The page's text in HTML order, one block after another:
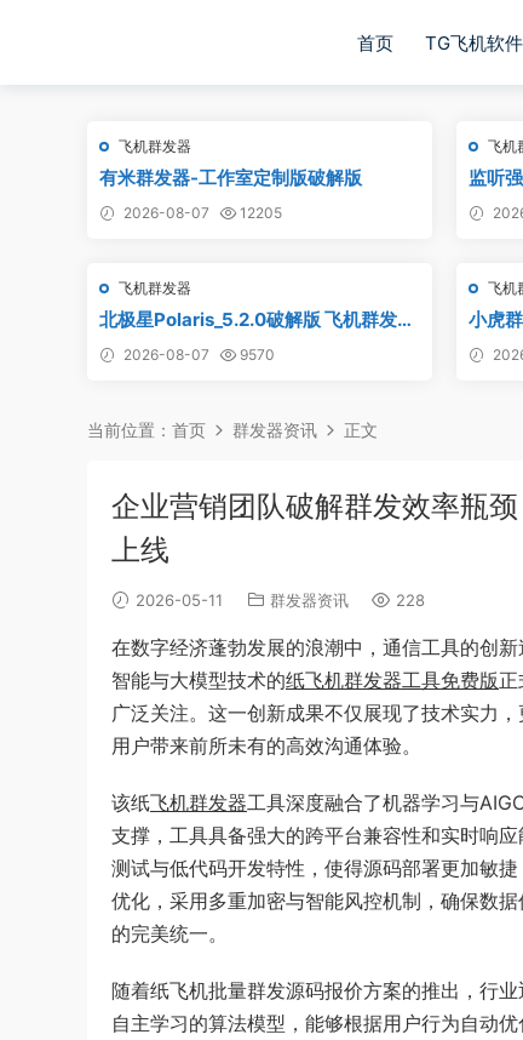
首页 TG飞机软件
飞机群发器
有米群发器-工作室定制版破解版
2026-08-07 12205
飞机
监听
听强
飞机群发器
北极星Polaris_5.2.0破解版 飞机群发器
_TG群发软件_Telegram群发工具_破解
版
2026-08-07 9570
飞机
小虎
版_永
当前位置： 首页 群发器资讯 正文
企业营销团队破解群发效率瓶
上线
2026-05-11 群发器资讯 228
在数字经济蓬勃发展的浪潮中，通信工具的创
智能与大模型技术的纸飞机群发器工具免费版
广泛关注。这一创新成果不仅展现了技术实力
用户带来前所未有的高效沟通体验。
该纸飞机群发器工具深度融合了机器学习与
支撑，工具具备强大的跨平台兼容性和实时响
测试与低代码开发特性，使得源码部署更加敏
优化，采用多重加密与智能风控机制，确保数
的完美统一。
随着纸飞机批量群发源码报价方案的推出，行
自主学习的算法模型，能够根据用户行为自动